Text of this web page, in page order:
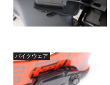
バイクウェア